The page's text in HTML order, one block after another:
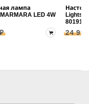
лампа
LED 4W
801917
24